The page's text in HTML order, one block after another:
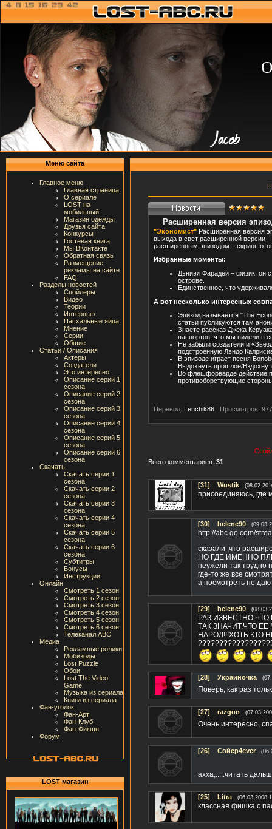
Меню сайта
Главное меню
Главная страница
О сериале
LOST на
мобильный
Магазин одежды
Друзья сайта
Конкурсы
Гостевая книга
Мы ВКонтакте
Обратная связь
Размещение
рекламы на сайте
FAQ
Разделы новостей
Спойлеры
Видео
Теории
Интервью
Пасхальные яйца
Мнение
Серии
Общие
Статьи / Описания
Актеры
Создатели
Это интересно
Описание серий 1
сезона
Описание серий 2
сезона
Описание серий 3
сезона
Описание серий 4
сезона
Описание серий 5
сезона
Описание серий 6
сезона
Скачать
Скачать серии 1
сезона
Скачать серии 2
сезона
Скачать серии 3
сезона
Скачать серии 4
сезона
Скачать серии 5
сезона
Скачать серии 6
сезона
Субтитры
Бонусы
Инструкции
Онлайн
Смотреть 1 сезон
Смотреть 2 сезон
Смотреть 3 сезон
Смотреть 4 сезон
Смотреть 5 сезон
Смотреть 6 сезон
Телеканал ABC
Медиа
Рекламные ролики
Мобизоды
Lost Puzzle
Обои
Lost:The Video
Game
Музыка из сериала
Книги из сериала
Фан-уголок
Фан-Арт
Фан-Клуб
Фан-Фикшн
Форум
LOST магазин
Расширенная версия
"Экономист" Расширенная версия
выхода в свет расширенной версии
расширенным эпизодом –
Избранные моменты:
Дэниэл Фарадей – физик, он
острове.
Единственное, что
А вот несколько интересных
Эпизод называется "The
статьи публикуются там
Знаете рассказ Джека
паспортов, что мы видели в
Не забыли создатели и
подстроенную Лэндо
В эпизоде играет песня
Выдохнуть прошлое/
Во флешфорварде действие
противоборствующие
Перевод: Lenchik86 | Просмотров:
Всего комментариев: 31
[31] Wustik
присоединяюсь, где
[30] helene90
http://abc.go.com/
сказали ,что
НО ГДЕ ИМЕННО
неужели так
где-то же все
а посмотреть не
[29] helene90
РАЗ ИЗВЕСТНО
ТАК ЗНАЧИТ,ЧТО
НАРОД!!!ХОТЬ КТО
[28] Украиночка
Поверь, как раз
[27] razgon
Очень интересно,
[26] Сойер4ever
ахха,.....читать
[25] Litra (06.03.2008
классная фишка с